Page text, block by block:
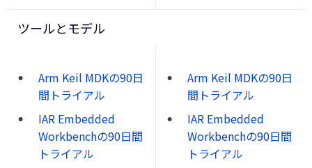
ツールとモデル
Arm Keil MDKの90日
間トライアル
IAR Embedded
Workbenchの90日間
トライアル
Arm Keil MDKの90日
間トライアル
IAR Embedded
Workbenchの90日間
トライアル